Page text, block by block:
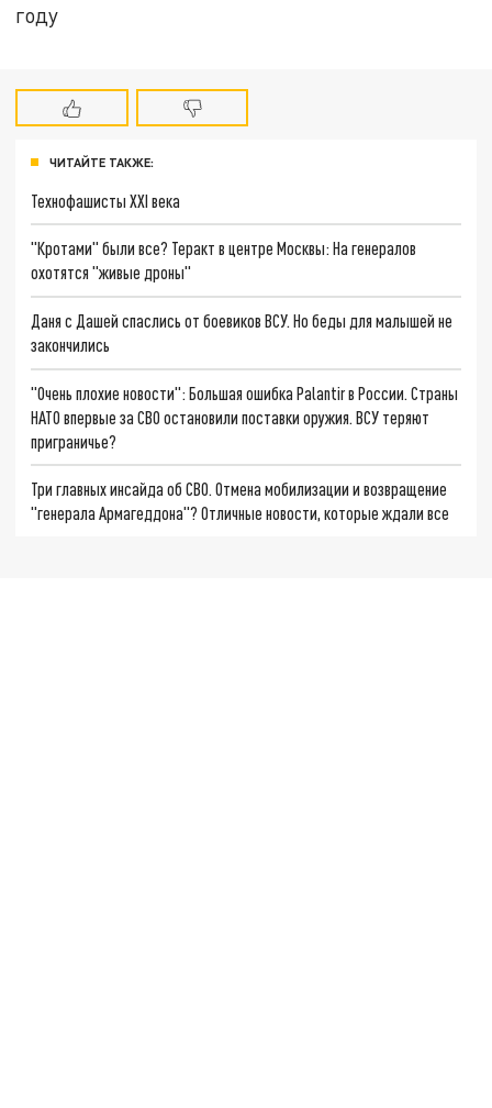
году
ЧИТАЙТЕ ТАКЖЕ:
Технофашисты XXI века
"Кротами" были все? Теракт в центре Москвы: На генералов
охотятся "живые дроны"
Даня с Дашей спаслись от боевиков ВСУ. Но беды для малышей не
закончились
"Очень плохие новости": Большая ошибка Palantir в России. Страны
НАТО впервые за СВО остановили поставки оружия. ВСУ теряют
приграничье?
Три главных инсайда об СВО. Отмена мобилизации и возвращение
"генерала Армагеддона"? Отличные новости, которые ждали все